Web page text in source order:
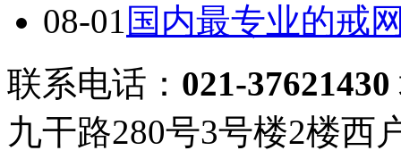
08-01 国内最专业的戒
联系电话： 021-37621430
九干路280号3号楼2楼西